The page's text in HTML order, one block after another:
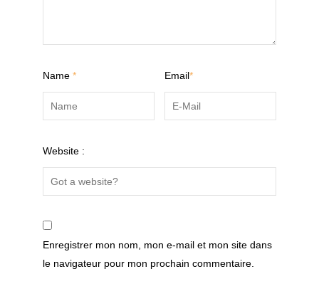
Name * Email*
Website :
Enregistrer mon nom, mon e-mail et mon site dans
le navigateur pour mon prochain commentaire.